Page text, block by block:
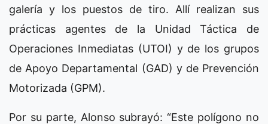
galería y los puestos de tiro. Allí realizan sus
prácticas agentes de la Unidad Táctica de
Operaciones Inmediatas (UTOI) y de los grupos
de Apoyo Departamental (GAD) y de Prevención
Motorizada (GPM).
Por su parte, Alonso subrayó: “Este polígono no